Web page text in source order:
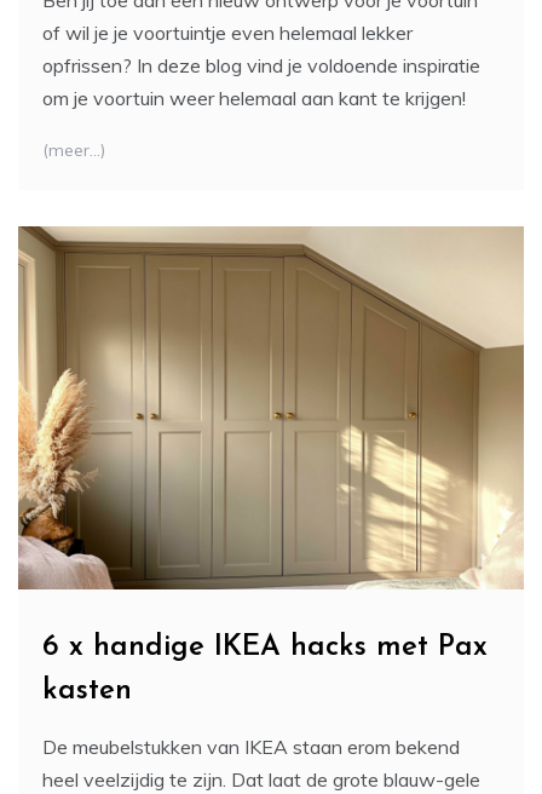
of wil je je voortuintje even helemaal lekker
opfrissen? In deze blog vind je voldoende inspiratie
om je voortuin weer helemaal aan kant te krijgen!
(meer…)
6 x handige IKEA hacks met Pax
kasten
De meubelstukken van IKEA staan erom bekend
heel veelzijdig te zijn. Dat laat de grote blauw-gele